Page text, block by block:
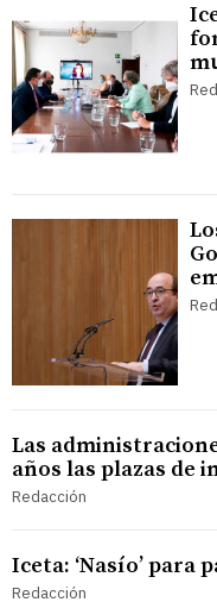
Las
años las plazas de
Redacción
Iceta: ‘Nasío’ para
Redacción